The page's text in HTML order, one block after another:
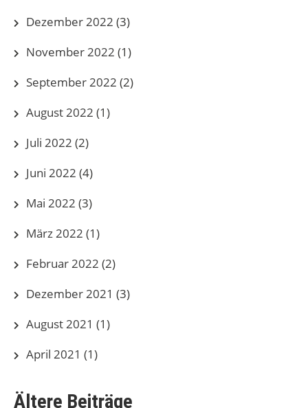
Dezember 2022 (3)
November 2022 (1)
September 2022 (2)
August 2022 (1)
Juli 2022 (2)
Juni 2022 (4)
Mai 2022 (3)
März 2022 (1)
Februar 2022 (2)
Dezember 2021 (3)
August 2021 (1)
April 2021 (1)
Ältere Beiträge